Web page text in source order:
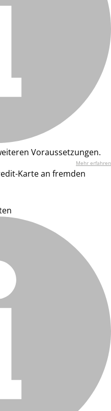
Voraussetzungen.
Mehr erfahren
Karte an fremden